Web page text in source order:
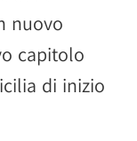
nuovo
capitolo
di inizio